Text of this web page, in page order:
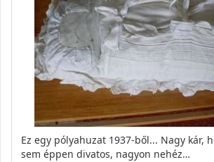
Ez egy pólyahuzat 1937-ből... Nagy kár,
sem éppen divatos, nagyon nehéz…